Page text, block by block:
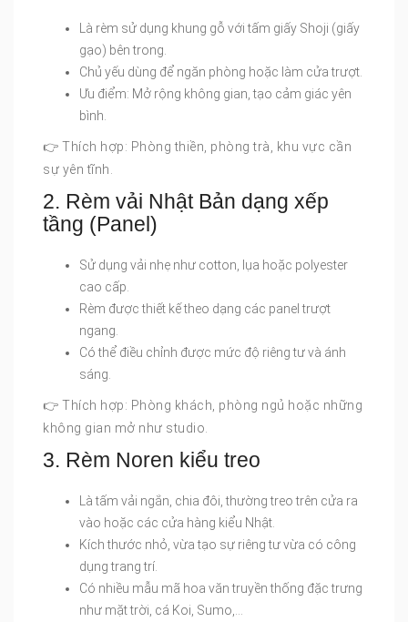
Là rèm sử dụng khung gỗ với tấm giấy Shoji (giấy
gạo) bên trong.
Chủ yếu dùng để ngăn phòng hoặc làm cửa trượt.
Ưu điểm: Mở rộng không gian, tạo cảm giác yên
bình.
👉 Thích hợp: Phòng thiền, phòng trà, khu vực cần
sự yên tĩnh.
2. Rèm vải Nhật Bản dạng xếp
tầng (Panel)
Sử dụng vải nhẹ như cotton, lụa hoặc polyester
cao cấp.
Rèm được thiết kế theo dạng các panel trượt
ngang.
Có thể điều chỉnh được mức độ riêng tư và ánh
sáng.
👉 Thích hợp: Phòng khách, phòng ngủ hoặc những
không gian mở như studio.
3. Rèm Noren kiểu treo
Là tấm vải ngắn, chia đôi, thường treo trên cửa ra
vào hoặc các cửa hàng kiểu Nhật.
Kích thước nhỏ, vừa tạo sự riêng tư vừa có công
dụng trang trí.
Có nhiều mẫu mã hoa văn truyền thống đặc trưng
như mặt trời, cá Koi, Sumo,…